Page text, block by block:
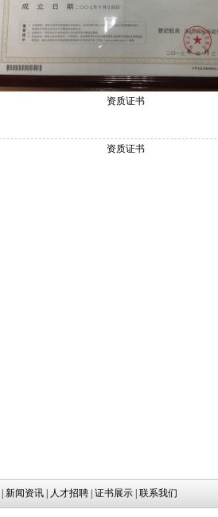
资质证书
资质证书
新闻资讯 人才招聘 证书展示 联系我们